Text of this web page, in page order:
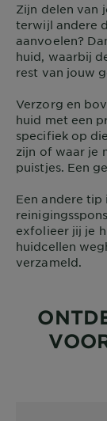
Zijn delen van
terwijl andere
aanvoelen?
huid, waarbij
rest van jouw
Verzorg en
huid met een
specifiek op
zijn of waar je
puistjes. Een
Een andere tip
exfolieer jij je
huidcellen
verzameld.